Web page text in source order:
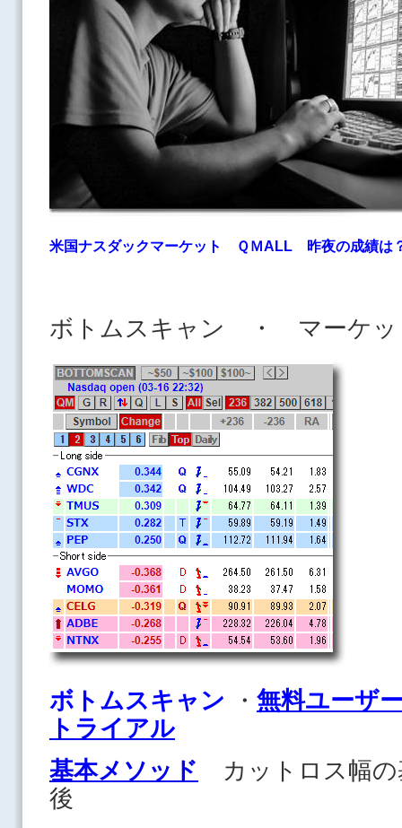
米国ナスダックマーケット ＱＭALL 昨夜の成績は
ボトムスキャン ・ マーケッ
ボトムスキャン ・ 無料ユーザ
トライアル
基本メソッド
カットロス幅
後